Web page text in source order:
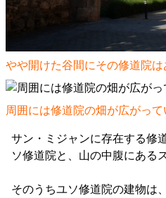
やや開けた谷間にその修道院は
周囲には修道院の畑が広がって
サン・ミジャンに存在する修
ソ修道院と、山の中腹にある
そのうちユソ修道院の建物は